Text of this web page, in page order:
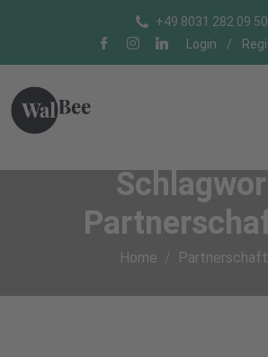
+49 8031 282 09 50
Login
/
Home